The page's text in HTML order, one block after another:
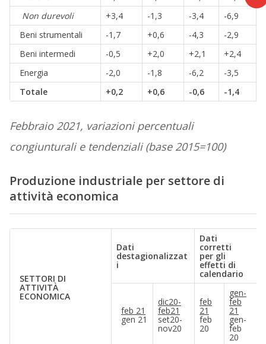
Non durevoli
+3,4 -1,3 -3,4
-6,9
Beni strumentali
-1,7 +0,6 -4,3
-2,9
Beni intermedi
-0,5 +2,0 +2,1
+2,4
Energia
-2,0 -1,8 -6,2
-3,5
Totale
+0,2 +0,6 -0,6 -1,4
Febbraio 2021, variazioni percentuali
congiunturali e tendenziali (base 2015=100)
Produzione industriale per settore di
attività economica
SETTORI DI
ATTIVITÀ
ECONOMICA
Dati
destagionalizzat
i
Dati
corretti
per gli
effetti di
calendario
feb 21
gen 21
dic20-
feb21
set20-
nov20
feb
21
feb
20
gen-
feb
21
gen-
feb
20